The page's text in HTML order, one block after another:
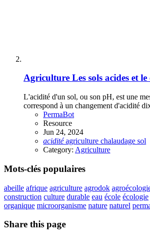
Agriculture Les sols acides et
L'acidité d'un sol, ou son pH, est une
correspond à un changement d'acidité
PermaBot
Resource
Jun 24, 2024
acidité agriculture chalaudage sol
Category: Agriculture
Mots-clés populaires
abeille afrique agriculture agrodok
construction culture durable eau école écologie
organique microorganisme nature naturel
Share this page